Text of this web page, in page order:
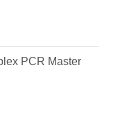
PCR Master